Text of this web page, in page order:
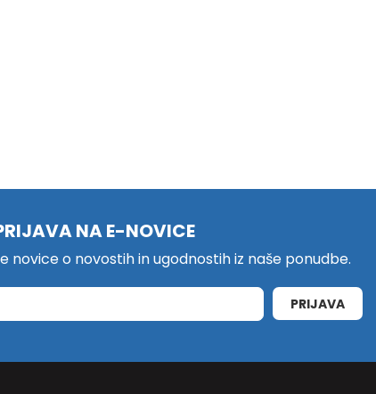
NA E-NOVICE
novice o novostih in ugodnostih iz naše ponudbe.
PRIJAVA